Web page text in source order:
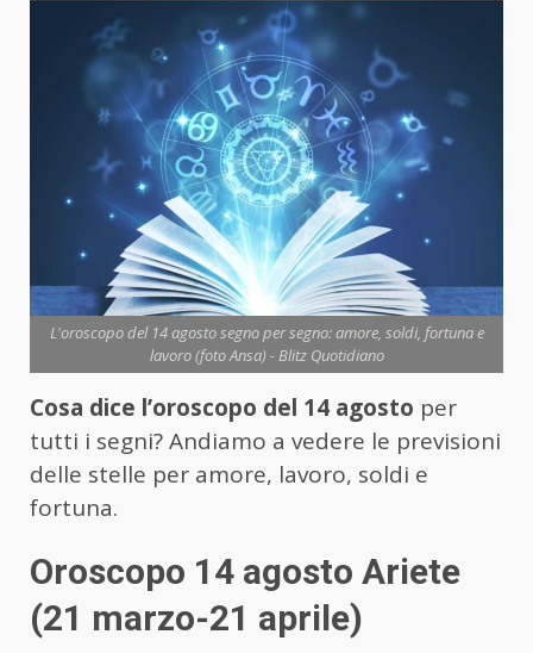
L'oroscopo del 14 agosto segno per segno: amore, soldi, fortuna e
lavoro (foto Ansa) - Blitz Quotidiano
Cosa dice l’oroscopo del 14 agosto per
tutti i segni? Andiamo a vedere le previsioni
delle stelle per amore, lavoro, soldi e
fortuna.
Oroscopo 14 agosto Ariete
(21 marzo-21 aprile)